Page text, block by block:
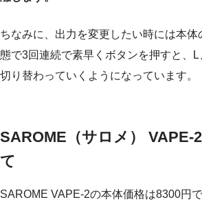
ちなみに、出力を変更したい時には本
態で3回連続で素早くボタンを押すと、
切り替わっていくようになっています。
SAROME（サロメ） VAPE-
て
SAROME VAPE-2の本体価格は8300円で